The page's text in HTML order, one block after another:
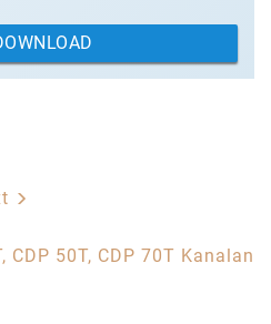
CDP 50T, CDP 70T